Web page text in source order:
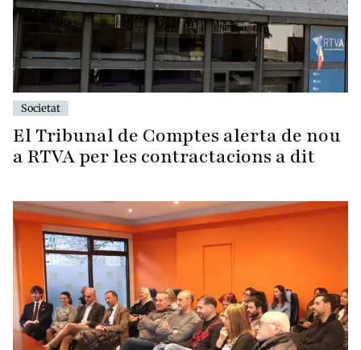
Societat
El Tribunal de Comptes alerta de nou
a RTVA per les contractacions a dit